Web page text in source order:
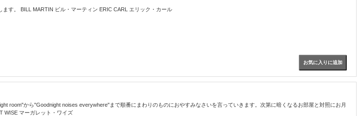
す。 BILL MARTIN ビル・マーティン ERIC CARL エリック・カール
room"から"Goodnight noises everywhere"まで順番にまわりのものにおやすみなさいを言っていきます。次第に暗くなるお部屋と対照にお月
WISE マーガレット・ワイズ